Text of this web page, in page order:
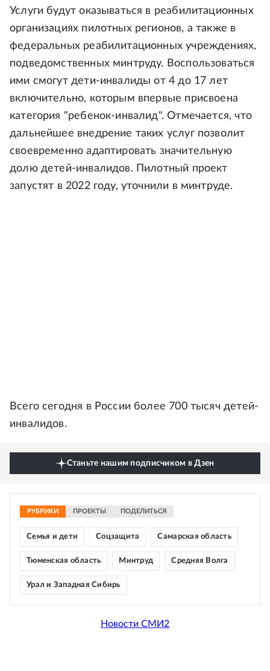
Услуги будут оказываться в реабилитационных
организациях пилотных регионов, а также в
федеральных реабилитационных учреждениях,
подведомственных минтруду. Воспользоваться
ими смогут дети-инвалиды от 4 до 17 лет
включительно, которым впервые присвоена
категория "ребенок-инвалид". Отмечается, что
дальнейшее внедрение таких услуг позволит
своевременно адаптировать значительную
долю детей-инвалидов. Пилотный проект
запустят в 2022 году, уточнили в минтруде.
Всего сегодня в России более 700 тысяч детей-
инвалидов.
Станьте нашим подписчиком в Дзен
РУБРИКИ ПРОЕКТЫ ПОДЕЛИТЬСЯ
Семья и дети Соцзащита Самарская область
Тюменская область Минтруд Средняя Волга
Урал и Западная Сибирь
Новости СМИ2